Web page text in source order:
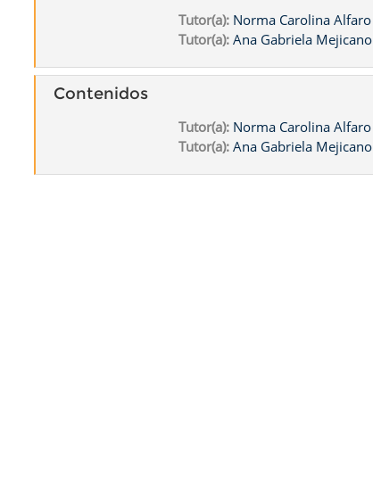
Tutor(a): Norma Carolina Alfaro
Tutor(a): Ana Gabriela Mejicano
Contenidos
Tutor(a): Norma Carolina Alfaro
Tutor(a): Ana Gabriela Mejicano